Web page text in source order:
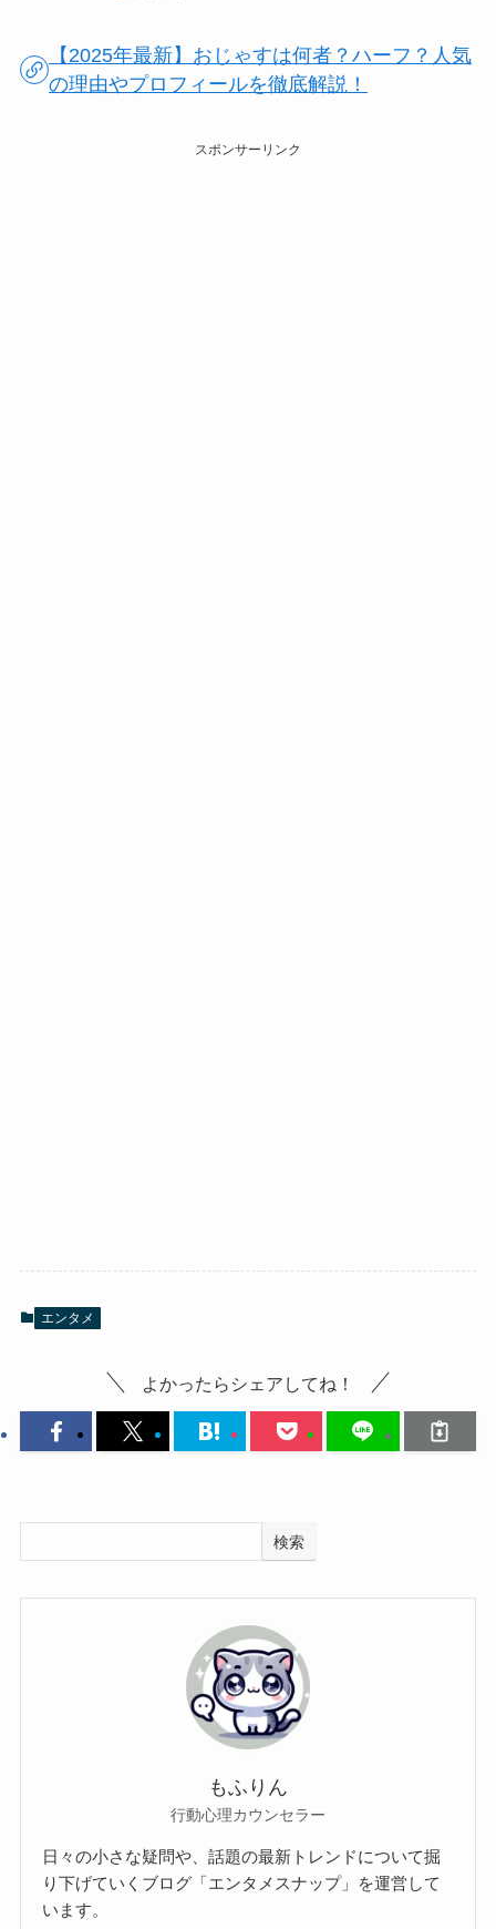
【2025年最新】おじゃすは何者？ハーフ？人気
の理由やプロフィールを徹底解説！
スポンサーリンク
エンタメ
よかったらシェアしてね！
検索
もふりん
行動心理カウンセラー
日々の小さな疑問や、話題の最新トレンドについて掘
り下げていくブログ「エンタメスナップ」を運営して
います。